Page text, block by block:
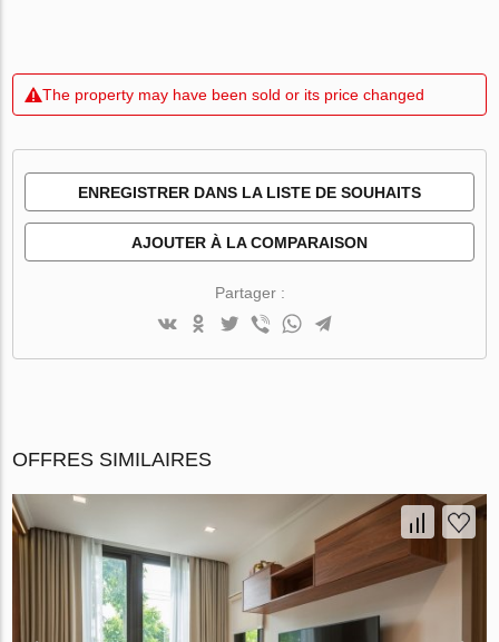
The property may have been sold or its price changed
ENREGISTRER DANS LA LISTE DE SOUHAITS
AJOUTER À LA COMPARAISON
Partager :
OFFRES SIMILAIRES